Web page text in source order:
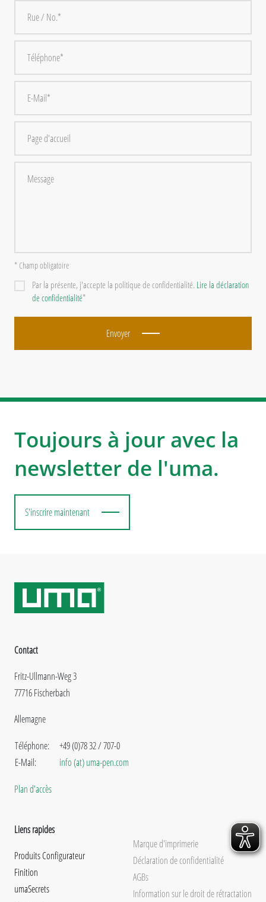
* Champ obligatoire
Par la présente, j'accepte la politique de confidentialité. Lire la déclaration
de confidentialité*
Envoyer
Toujours à jour avec la
newsletter de l'uma.
S'inscrire maintenant
Contact
Fritz-Ullmann-Weg 3
77716 Fischerbach
Allemagne
Téléphone:
E-Mail:
+49 (0)78 32 / 707-0
info (at) uma-pen.com
Plan d'accès
Liens rapides
Produits Configurateur
Finition
umaSecrets
Marque d'imprimerie
Déclaration de confidentialité
AGBs
Information sur le droit de rétractation